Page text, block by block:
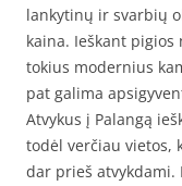
lankytinų ir svarbių
kaina. Ieškant pigios
tokius modernius
pat galima
Atvykus į Palangą
todėl verčiau vietos,
dar prieš atvykdami.